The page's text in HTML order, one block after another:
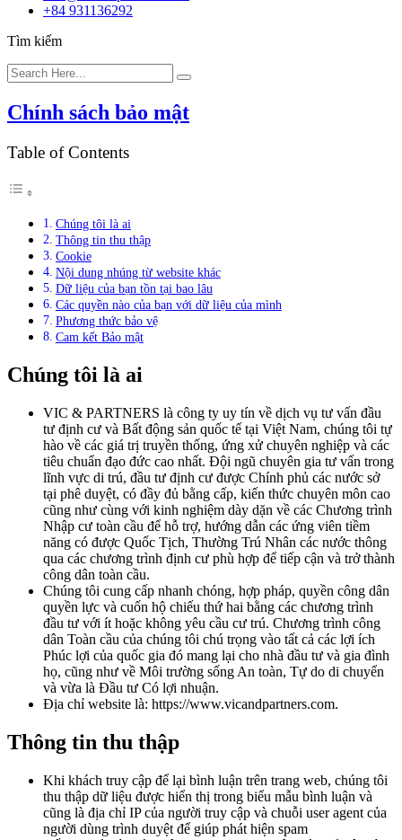
+84 931136292
Tìm kiếm
Chính sách bảo mật
Table of Contents
Chúng tôi là ai
Thông tin thu thập
Cookie
Nội dung nhúng từ website khác
Dữ liệu của bạn tồn tại bao lâu
Các quyền nào của bạn với dữ liệu của mình
Phương thức bảo vệ
Cam kết Bảo mật
Chúng tôi là ai
VIC & PARTNERS là công ty uy tín về dịch vụ tư vấn đầu
tư định cư và Bất động sản quốc tế tại Việt Nam, chúng tôi tự
hào về các giá trị truyền thống, ứng xử chuyên nghiệp và các
tiêu chuẩn đạo đức cao nhất. Đội ngũ chuyên gia tư vấn trong
lĩnh vực di trú, đầu tư định cư được Chính phủ các nước sở
tại phê duyệt, có đầy đủ bằng cấp, kiến thức chuyên môn cao
cũng như cùng với kinh nghiệm dày dặn về các Chương trình
Nhập cư toàn cầu để hỗ trợ, hướng dẫn các ứng viên tiềm
năng có được Quốc Tịch, Thường Trú Nhân các nước thông
qua các chương trình định cư phù hợp để tiếp cận và trở thành
công dân toàn cầu.
Chúng tôi cung cấp nhanh chóng, hợp pháp, quyền công dân
quyền lực và cuốn hộ chiếu thứ hai bằng các chương trình
đầu tư với ít hoặc không yêu cầu cư trú. Chương trình công
dân Toàn cầu của chúng tôi chú trọng vào tất cả các lợi ích
Phúc lợi của quốc gia đó mang lại cho nhà đầu tư và gia đình
họ, cũng như về Môi trường sống An toàn, Tự do di chuyển
và vừa là Đầu tư Có lợi nhuận.
Địa chỉ website là: https://www.vicandpartners.com.
Thông tin thu thập
Khi khách truy cập để lại bình luận trên trang web, chúng tôi
thu thập dữ liệu được hiển thị trong biểu mẫu bình luận và
cũng là địa chỉ IP của người truy cập và chuỗi user agent của
người dùng trình duyệt để giúp phát hiện spam